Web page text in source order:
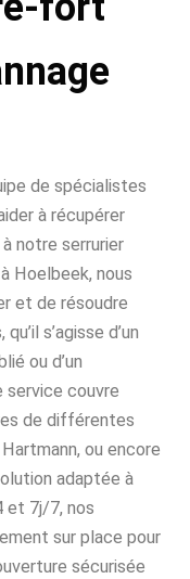
de spécialistes
à récupérer
à notre serrurier
Hoelbeek, nous
et de résoudre
s’agisse d’un
ou d’un
service couvre
de différentes
ou encore
adaptée à
et 7j/7, nos
sur place pour
sécurisée